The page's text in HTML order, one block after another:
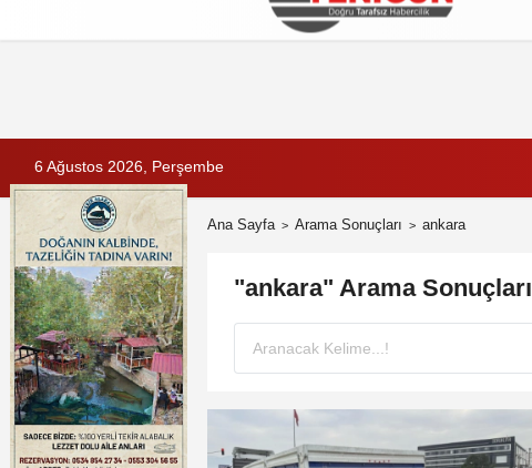
İletişim Çerez Politikası
6 Ağustos 2026, Perşembe
Ana Sayfa Arama Sonuçları ankara
"ankara" Arama Sonuçları